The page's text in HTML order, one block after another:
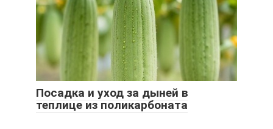
Посадка и уход за дыней в
теплице из поликарбоната